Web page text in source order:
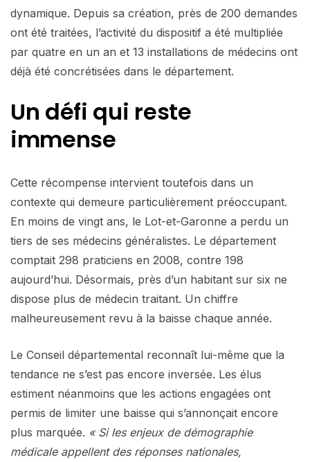
dynamique. Depuis sa création, près de 200 demandes
ont été traitées, l’activité du dispositif a été multipliée
par quatre en un an et 13 installations de médecins ont
déjà été concrétisées dans le département.
Un défi qui reste
immense
Cette récompense intervient toutefois dans un
contexte qui demeure particulièrement préoccupant.
En moins de vingt ans, le Lot-et-Garonne a perdu un
tiers de ses médecins généralistes. Le département
comptait 298 praticiens en 2008, contre 198
aujourd’hui. Désormais, près d’un habitant sur six ne
dispose plus de médecin traitant. Un chiffre
malheureusement revu à la baisse chaque année.
Le Conseil départemental reconnaît lui-même que la
tendance ne s’est pas encore inversée. Les élus
estiment néanmoins que les actions engagées ont
permis de limiter une baisse qui s’annonçait encore
plus marquée. « Si les enjeux de démographie
médicale appellent des réponses nationales,